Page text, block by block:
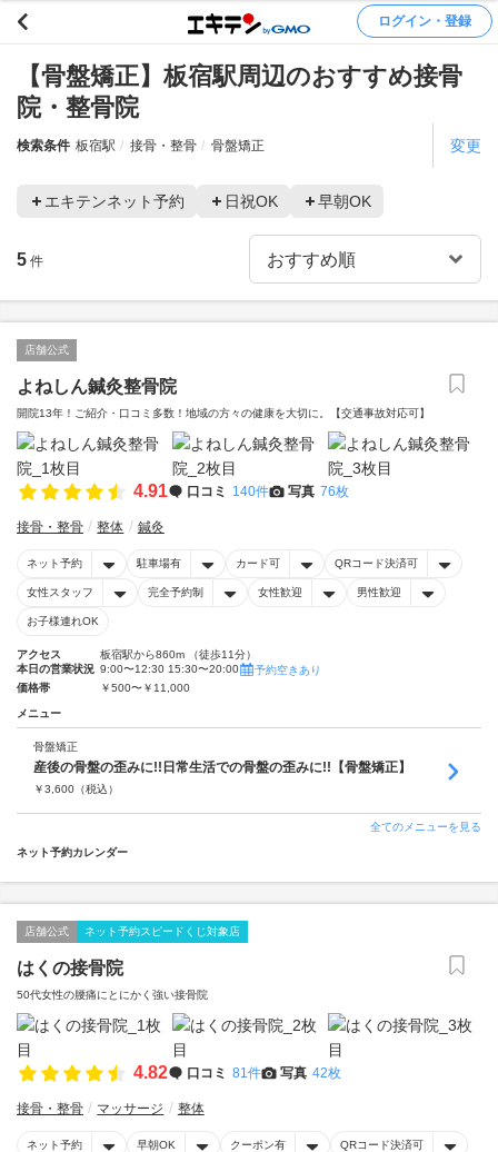
ログイン・登録
【骨盤矯正】板宿駅周辺のおすすめ接骨
院・整骨院
検索条件 板宿駅 接骨・整骨 骨盤矯正 変更
エキテンネット予約 日祝OK 早朝OK
5 件
店舗公式
よねしん鍼灸整骨院
開院13年！ご紹介・口コミ多数！地域の方々の健康を大切に。【交通事故対応可】
4.91 口コミ 140件 写真 76枚
接骨・整骨 整体 鍼灸
ネット予約 駐車場有 カード可 QRコード決済可
女性スタッフ 完全予約制 女性歓迎 男性歓迎
お子様連れOK
アクセス
板宿駅から860m （徒歩11分）
本日の営業状況 9:00〜12:30 15:30〜20:00
予約空きあり
価格帯
￥500〜￥11,000
メニュー
骨盤矯正
産後の骨盤の歪みに!!日常生活での骨盤の歪みに!!【骨盤矯正】
￥3,600 （税込）
全てのメニューを見る
ネット予約カレンダー
店舗公式 ネット予約スピードくじ対象店
はくの接骨院
50代女性の腰痛にとにかく強い接骨院
4.82 口コミ 81件 写真 42枚
接骨・整骨 マッサージ 整体
ネット予約 早朝OK クーポン有 QRコード決済可